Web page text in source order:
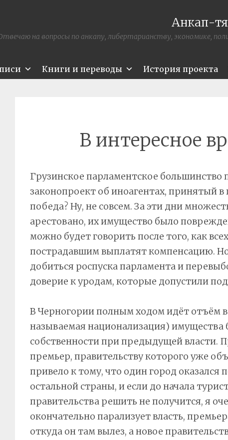
Анкап-
на вопросы по анкапу, либертарианству, экономике,
Книги и переводы История проекта
В интересное
Грузинское парламентское большинство
законопроект об иноагентах, принятый
победа? Ну, не совсем. За эти дни
арестовано, их имущество было
можно будет говорить после того, как
пострадавшим выплатят компенсацию.
добиться роспуска парламента и
доверие к уродам, которые допустили
В Черногории полным ходом идёт отъём в
называемая национализация) имущества
собственности при предыдущей власти.
премьер, правительству которого уже
привело к тому, что один город оказался
остальной страны, и если до начала
правительства решить не получится, я
окончательно парализует власть,
откуда он там вылез, а новое